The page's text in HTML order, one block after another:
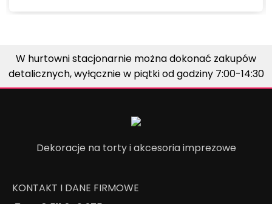
W hurtowni stacjonarnie można dokonać zakupów
detalicznych, wyłącznie w piątki od godziny 7:00-14:30
Dekoracje na torty i akcesoria imprezowe
KONTAKT I DANE FIRMOWE